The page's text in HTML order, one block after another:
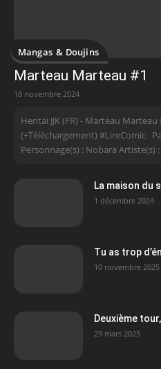
Mangas & Doujins
Marteau Marteau #1
18 novembre 2024
Hentai JJK (FR) - Marteau
(+Téléchargement) #LireComic
Personnage(s) : Nobara Artiste(s)
La maison du
1 décembre 2024
Tu as trop
10 novembre 2025
Deuxième
29 mars 2025